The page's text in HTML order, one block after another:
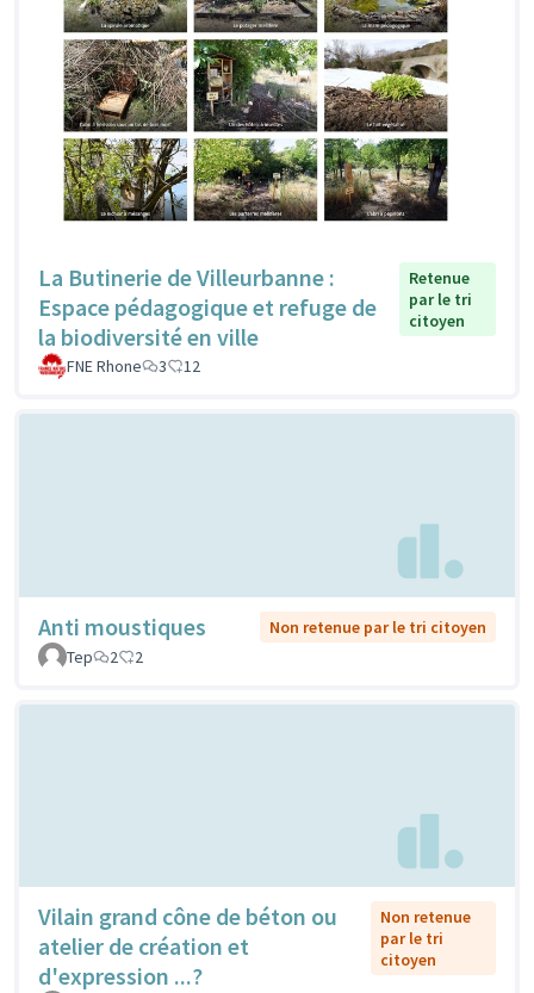
La Butinerie de Villeurbanne :
Espace pédagogique et refuge de
la biodiversité en ville
Retenue
par le tri
citoyen
FNE Rhone 3 12
Anti moustiques
Non retenue par le tri citoyen
Tep
2 2
Vilain grand cône de béton ou
atelier de création et
d'expression ...?
Non retenue
par le tri
citoyen